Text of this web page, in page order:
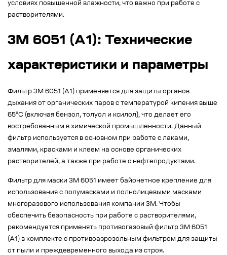
условиях повышенной влажности, что важно при работе с
растворителями.
3M 6051 (A1): Технические
характеристики и параметры
Фильтр 3М 6051 (А1) применяется для защиты органов
дыхания от органических паров с температурой кипения выше
65°C (включая бензол, толуол и ксилол), что делает его
востребованным в химической промышленности. Данный
фильтр используется в основном при работе с лаками,
эмалями, красками и клеем на основе органических
растворителей, а также при работе с нефтепродуктами.
Фильтр для маски 3М 6051 имеет байонетное крепление для
использования с полумасками и полнолицевыми масками
многоразового использования компании 3М. Чтобы
обеспечить безопасность при работе с растворителями,
рекомендуется применять противогазовый фильтр 3М 6051
(А1) в комплекте с противоаэрозольным фильтром для защиты
от пыли и преждевременного выхода из строя.